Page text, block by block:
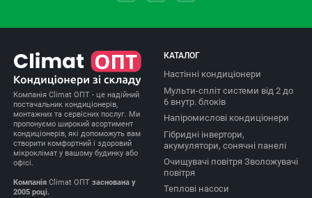
Компанія Climat ОПТ - це надійний
постачальник кондиціонерів,
монтажних та сервісних послуг. Ми
пропонуємо широкий асортимент
кондиціонерів, які допоможуть вам
створити комфортний і здоровий
мікроклімат у вашому будинку або
офісі.
Компанія Climat ОПТзаснована у
2005 році.
КАТАЛОГ
Настінні кондиціонери
Мульти-спліт системи від 2 до
6 внутр. блоків
Напіромислові кондиціонери
Гібридні інвертори,
акумулятори, сонячні панелі
Очищувачі повітря Зволожувачі
повітря
Теплові насоси